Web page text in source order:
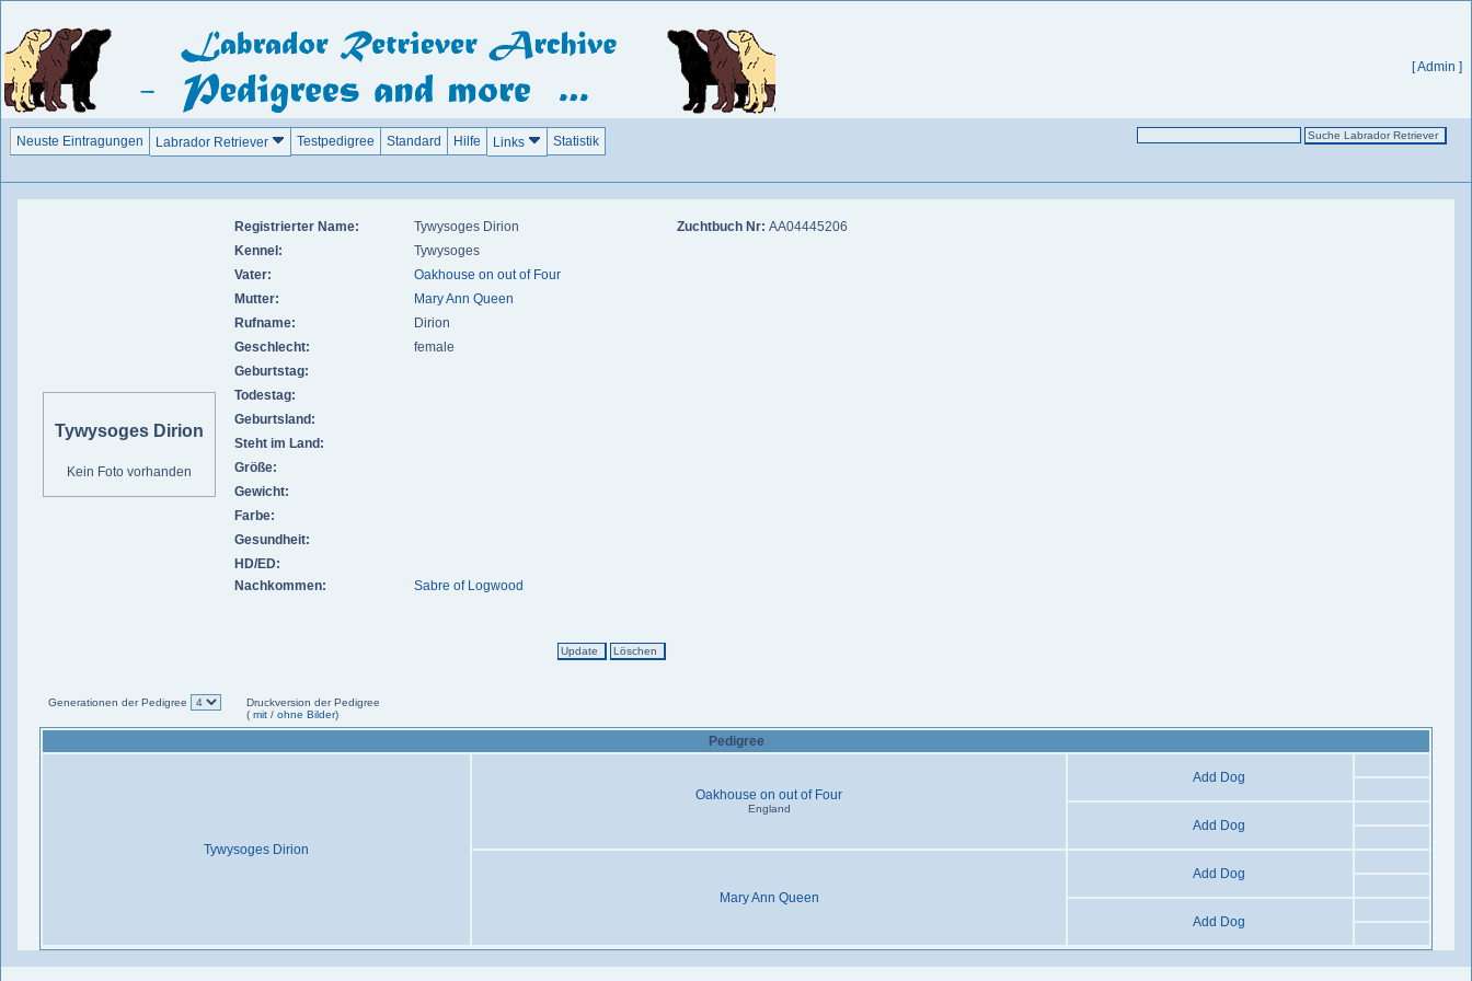
[ Admin ]
Neuste Eintragungen Labrador Retriever Testpedigree Standard Hilfe Links Statistik
Tywysoges Dirion
Kein Foto vorhanden
Registrierter Name:
Tywysoges Dirion
Kennel:
Tywysoges
Vater:
Oakhouse on out of Four
Mutter:
Mary Ann Queen
Rufname:
Dirion
Geschlecht:
female
Geburtstag:
Todestag:
Geburtsland:
Steht im Land:
Größe:
Gewicht:
Farbe:
Gesundheit:
HD/ED:
Nachkommen:
Sabre of Logwood
Zuchtbuch Nr: AA04445206
Generationen der Pedigree
Druckversion der Pedigree
( mit / ohne Bilder)
Pedigree
Tywysoges Dirion
Oakhouse on out of Four
England
Add Dog
Add Dog
Mary Ann Queen
Add Dog
Add Dog